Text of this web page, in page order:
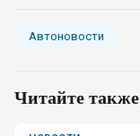
Автоновости
Читайте также